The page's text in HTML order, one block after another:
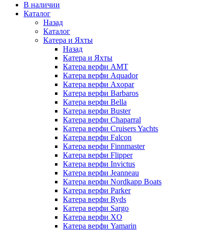
В наличии
Каталог
Назад
Каталог
Катера и Яхты
Назад
Катера и Яхты
Катера верфи AMT
Катера верфи Aquador
Катера верфи Axopar
Катера верфи Barbaros
Катера верфи Bella
Катера верфи Buster
Катера верфи Chaparral
Катера верфи Cruisers Yachts
Катера верфи Falcon
Катера верфи Finnmaster
Катера верфи Flipper
Катера верфи Invictus
Катера верфи Jeanneau
Катера верфи Nordkapp Boats
Катера верфи Parker
Катера верфи Ryds
Катера верфи Sargo
Катера верфи XO
Катера верфи Yamarin